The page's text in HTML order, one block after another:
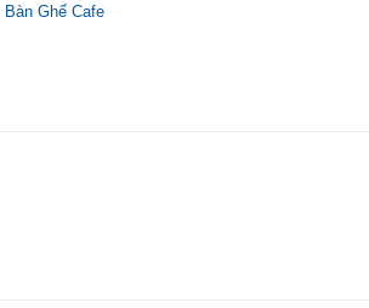
Bàn Ghế Cafe